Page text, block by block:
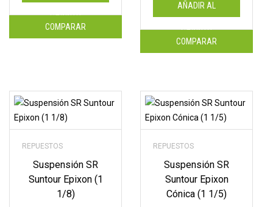
n
e
f
CARRITO
COMPARAR
AÑADIR AL
CARRITO
COMPARAR
REPUESTOS
Suspensión SR
Suntour Epixon (1
1/8)
REPUESTOS
Suspensión SR
Suntour Epixon
Cónica (1 1/5)